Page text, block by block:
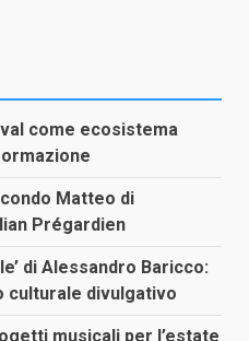
come ecosistema
Matteo di
Prégardien
di Alessandro Baricco:
culturale divulgativo
musicali per l’estate